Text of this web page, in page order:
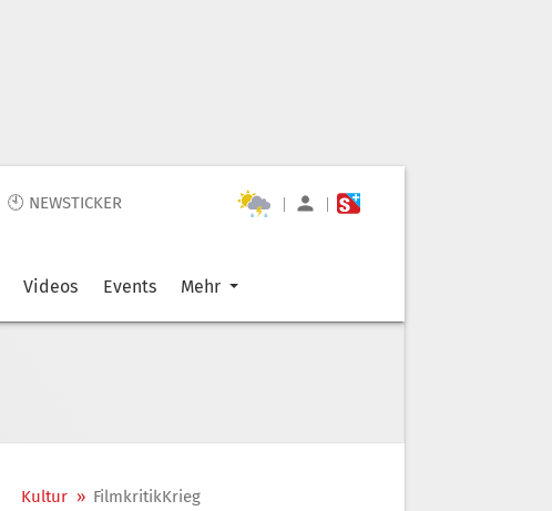
🕙 NEWSTICKER | |
Videos Events Mehr
Kultur » FilmkritikKrieg